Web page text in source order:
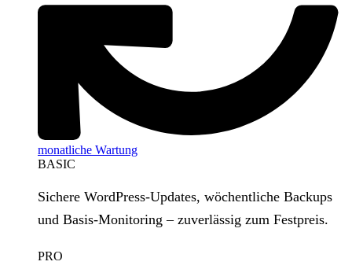
monatliche Wartung
BASIC
Sichere WordPress‑Updates, wöchentliche Backups
und Basis‑Monitoring – zuverlässig zum Festpreis.
PRO